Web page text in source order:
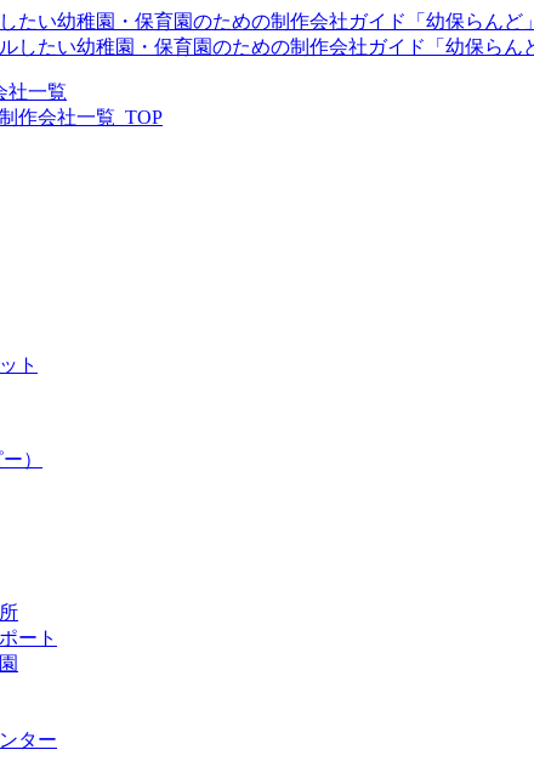
たい幼稚園・保育園のための制作会社ガイド「幼保らんど」
社一覧
作会社一覧_TOP
ト
）
ート
ター